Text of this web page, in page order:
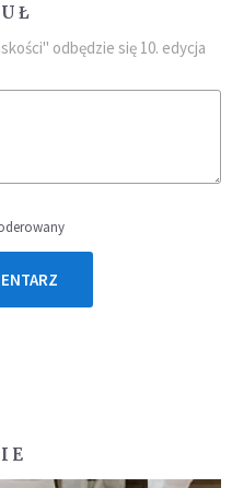
odbędzie się 10. edycja